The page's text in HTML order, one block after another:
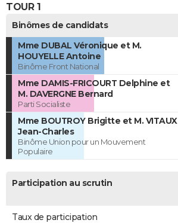
TOUR 1
Binômes de candidats
Mme DUBAL Véronique et M.
HOUYELLE Antoine
Binôme Front National
Mme DAMIS-FRICOURT Delphine et
M. DAVERGNE Bernard
Parti Socialiste
Mme BOUTROY Brigitte et M. VITAUX
Jean-Charles
Binôme Union pour un Mouvement
Populaire
Participation au scrutin
Taux de participation